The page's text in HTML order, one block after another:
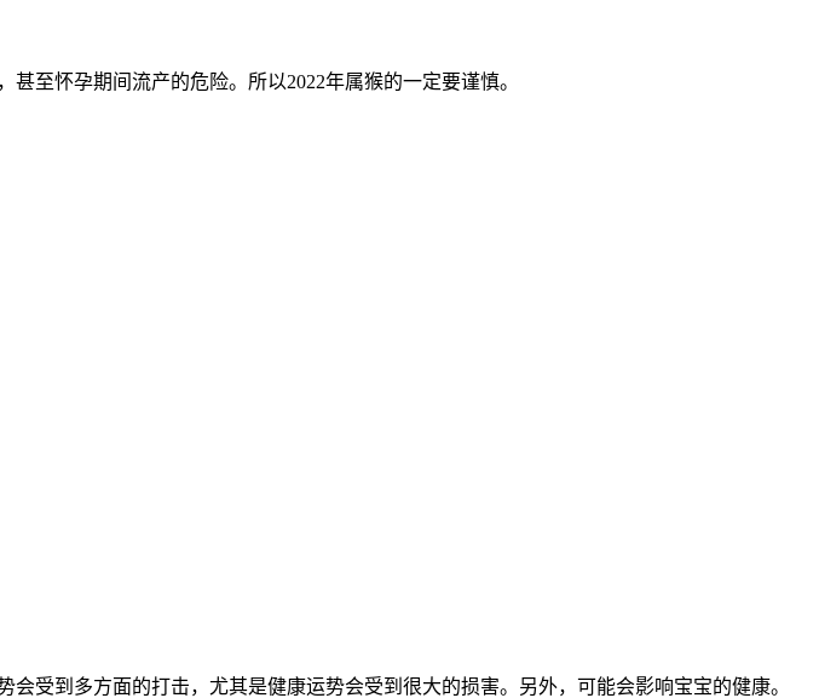
至怀孕期间流产的危险。所以2022年属猴的一定要谨慎。
受到多方面的打击，尤其是健康运势会受到很大的损害。另外，可能会影响宝宝的健康。